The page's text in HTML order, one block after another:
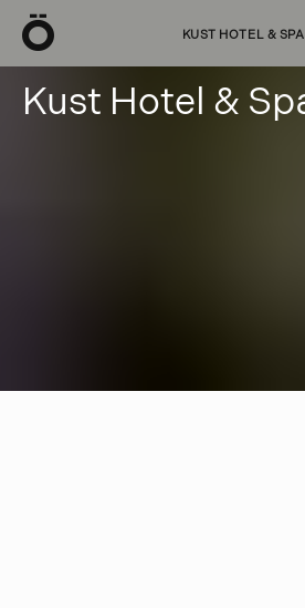
KUST HOTEL & SPA
Kust Hotel & Sp
Ö